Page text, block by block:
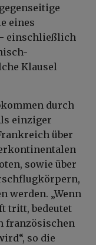
eines
einschließlich
Klausel
durch
einziger
über
sowie über
werden. „Wenn
tritt, bedeutet
französischen
so die